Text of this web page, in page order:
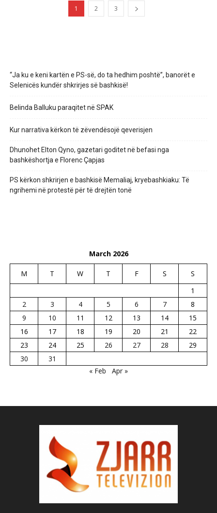
1 2 3
“Ja ku e keni kartën e PS-së, do ta hedhim poshtë”, banorët e
Selenicës kundër shkrirjes së bashkisë!
Belinda Balluku paraqitet në SPAK
Kur narrativa kërkon të zëvendësojë qeverisjen
Dhunohet Elton Qyno, gazetari goditet në befasi nga
bashkëshortja e Florenc Çapjas
PS kërkon shkrirjen e bashkisë Memaliaj, kryebashkiaku: Të
ngrihemi në protestë për të drejtën tonë
March 2026
M T W T F S
S
1
2
3 4 5 6 7
8
9
10 11 12 13 14
15
16
17 18 19 20 21
22
23
24 25 26 27 28
29
30
31
« Feb
Apr »